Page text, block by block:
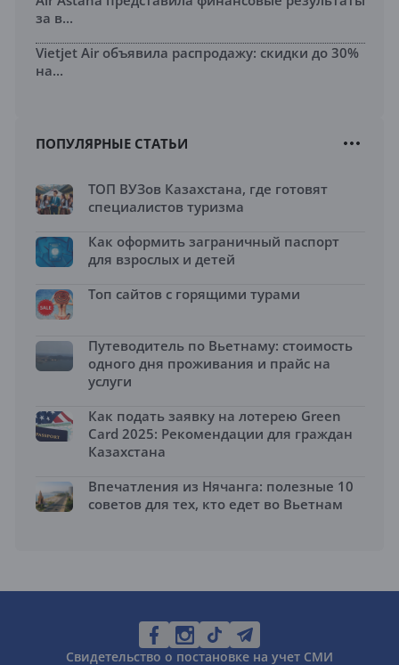
за в...
Vietjet Air объявила распродажу: скидки до 30%
на...
ПОПУЛЯРНЫЕ СТАТЬИ
ТОП ВУЗов Казахстана, где готовят
специалистов туризма
Как оформить заграничный паспорт
для взрослых и детей
Топ сайтов с горящими турами
Путеводитель по Вьетнаму: стоимость
одного дня проживания и прайс на
услуги
Как подать заявку на лотерею Green
Card 2025: Рекомендации для граждан
Казахстана
Впечатления из Нячанга: полезные 10
советов для тех, кто едет во Вьетнам
Свидетельство о постановке на учет СМИ